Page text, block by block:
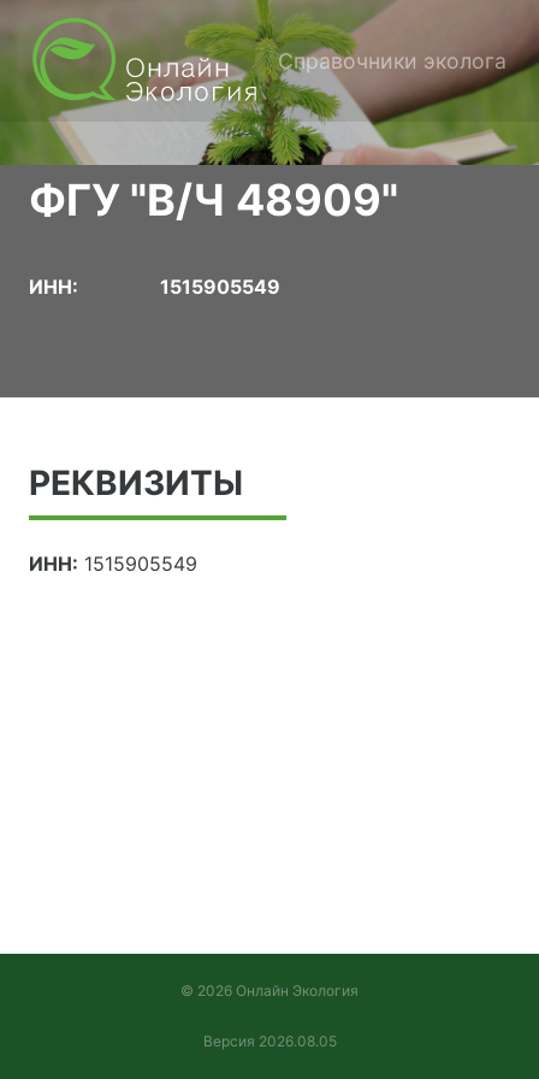
Справочники эколога
ФГУ "В/Ч 48909"
ИНН: 1515905549
РЕКВИЗИТЫ
ИНН: 1515905549
© 2026 Онлайн Экология
Версия 2026.08.05